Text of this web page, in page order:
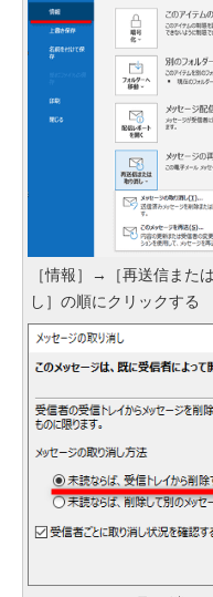
［情報］→［再送信また
し］の順にクリックする